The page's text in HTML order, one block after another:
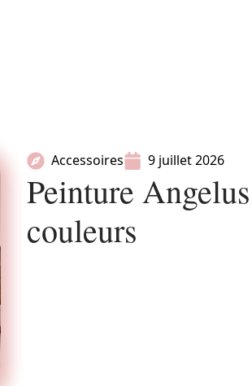
Accessoires 9 juillet 2026
Peinture
couleurs